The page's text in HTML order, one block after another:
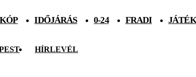
IDŐJÁRÁS 0-24 FRADI JÁTÉK
HÍRLEVÉL